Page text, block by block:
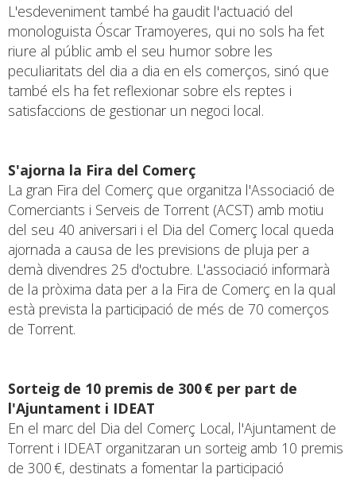
L'esdeveniment també ha gaudit l'actuació del
monologuista Óscar Tramoyeres, qui no sols ha fet
riure al públic amb el seu humor sobre les
peculiaritats del dia a dia en els comerços, sinó que
també els ha fet reflexionar sobre els reptes i
satisfaccions de gestionar un negoci local.
S'ajorna la Fira del Comerç
La gran Fira del Comerç que organitza l'Associació de
Comerciants i Serveis de Torrent (ACST) amb motiu
del seu 40 aniversari i el Dia del Comerç local queda
ajornada a causa de les previsions de pluja per a
demà divendres 25 d'octubre. L'associació informarà
de la pròxima data per a la Fira de Comerç en la qual
està prevista la participació de més de 70 comerços
de Torrent.
Sorteig de 10 premis de 300 € per part de
l'Ajuntament i IDEAT
En el marc del Dia del Comerç Local, l'Ajuntament de
Torrent i IDEAT organitzaran un sorteig amb 10 premis
de 300 €, destinats a fomentar la participació